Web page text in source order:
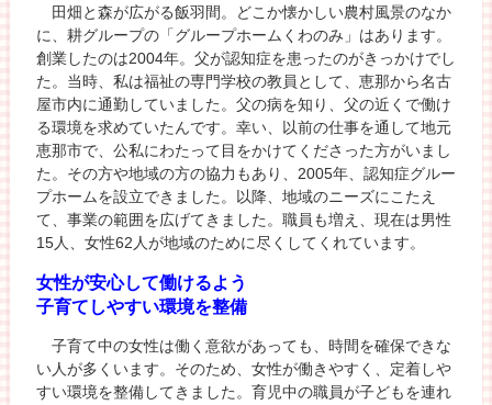
田畑と森が広がる飯羽間。どこか懐かしい農村風景のなか
に、耕グループの「グループホームくわのみ」はあります。
創業したのは2004年。父が認知症を患ったのがきっかけでし
た。当時、私は福祉の専門学校の教員として、恵那から名古
屋市内に通勤していました。父の病を知り、父の近くで働け
る環境を求めていたんです。幸い、以前の仕事を通して地元
恵那市で、公私にわたって目をかけてくださった方がいまし
た。その方や地域の方の協力もあり、2005年、認知症グルー
プホームを設立できました。以降、地域のニーズにこたえ
て、事業の範囲を広げてきました。職員も増え、現在は男性
15人、女性62人が地域のために尽くしてくれています。
女性が安心して働けるよう
子育てしやすい環境を整備
子育て中の女性は働く意欲があっても、時間を確保できな
い人が多くいます。そのため、女性が働きやすく、定着しや
すい環境を整備してきました。育児中の職員が子どもを連れ